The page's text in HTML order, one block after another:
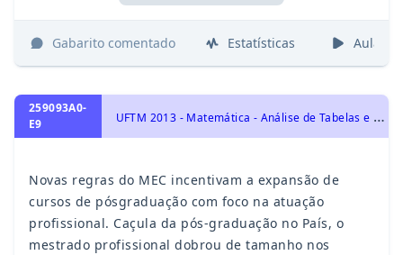
Gabarito comentado Estatísticas Aulas
259093A0-
E9
U
FTM 2013 - Matemática - Análise de Tabelas e Gráficos
Novas regras do MEC incentivam a expansão de
cursos de pósgraduação com foco na atuação
profissional. Caçula da pós-graduação no País, o
mestrado profissional dobrou de tamanho nos